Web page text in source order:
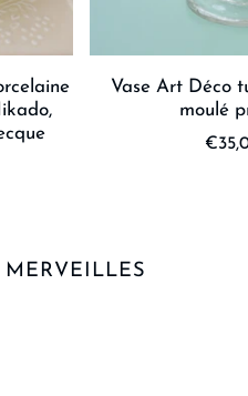
Vase Art Déco
moulé